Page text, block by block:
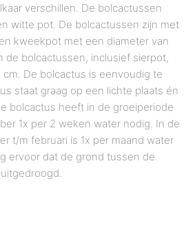
verschillen. De bolcactussen
witte pot. De bolcactussen zijn met
kweekpot met een diameter van
de bolcactussen, inclusief sierpot,
cm. De bolcactus is eenvoudig te
staat graag op een lichte plaats én
bolcactus heeft in de groeiperiode
1x per 2 weken water nodig. In de
t/m februari is 1x per maand water
ervoor dat de grond tussen de